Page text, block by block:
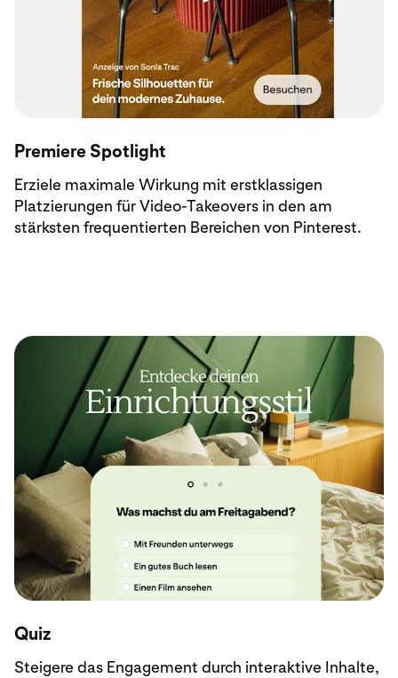
Premiere Spotlight
Erziele maximale Wirkung mit erstklassigen
Platzierungen für Video-Takeovers in den am
stärksten frequentierten Bereichen von Pinterest.
Quiz
Steigere das Engagement durch interaktive Inhalte,